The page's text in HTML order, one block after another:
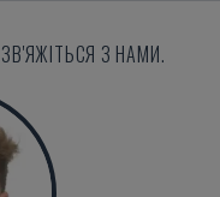
З НАМИ.